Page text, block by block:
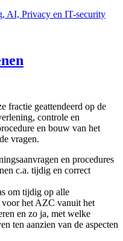
AI, Privacy en IT-security
fractie geattendeerd op de
controle en
en bouw van het
vragen.
en procedures
c.a. tijdig en correct
om tijdig op alle
voor het AZC vanuit het
en zo ja, met welke
ten aanzien van de aspecten